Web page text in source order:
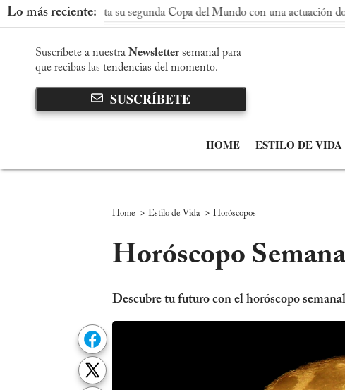
Lo más reciente:
conquista su segunda Copa del Mundo con una actuación dominante
Suscríbete a nuestra Newsletter semanal para
que recibas las tendencias del momento.
SUSCRÍBETE
HOME ESTILO DE VIDA
Home > Estilo de Vida > Horóscopos
Horóscopo
Descubre tu futuro con el horóscopo